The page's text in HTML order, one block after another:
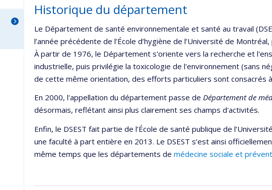
Historique du département
Le Département de santé environnementale et santé au travail
l’année précédente de l’École d’hygiène de l’Université de
À partir de 1976, le Département s'oriente vers la recherche et
industrielle, puis privilégie la toxicologie de l'environnement (sans
de cette même orientation, des efforts particuliers sont consacrés
En 2000, l'appellation du département passe de Département de
désormais, reflétant ainsi plus clairement ses champs d'activités.
Enfin, le DSEST fait partie de l’École de santé publique de
une faculté à part entière en 2013. Le DSEST s’est ainsi
même temps que les départements de médecine sociale et